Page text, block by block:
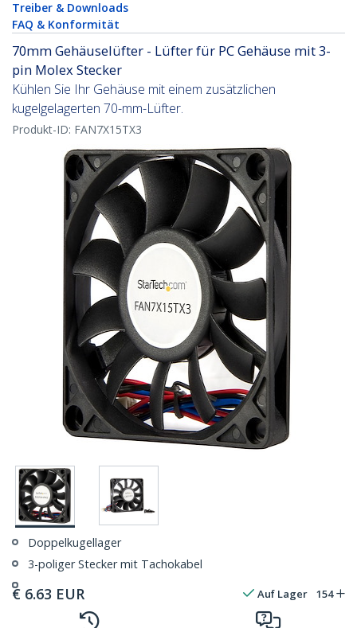
Treiber & Downloads
FAQ & Konformität
70mm Gehäuselüfter - Lüfter für PC Gehäuse mit 3-
pin Molex Stecker
Kühlen Sie Ihr Gehäuse mit einem zusätzlichen
kugelgelagerten 70-mm-Lüfter.
Produkt-ID: FAN7X15TX3
Doppelkugellager
3-poliger Stecker mit Tachokabel
€ 6.63 EUR Auf Lager 154